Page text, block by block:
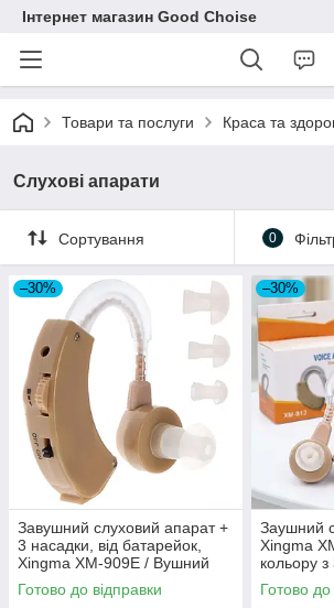
Інтернет магазин Good Choise
Товари та послуги Краса та
Слухові апарати
Сортування 0
–30%
Завушний слуховий апарат +
3 насадки, від батарейок,
Xingma ХМ-909Е / Вушний
підсилювач слуху
Готово до відправки
–30%
Заушний
Xingma
кольору
Готово до